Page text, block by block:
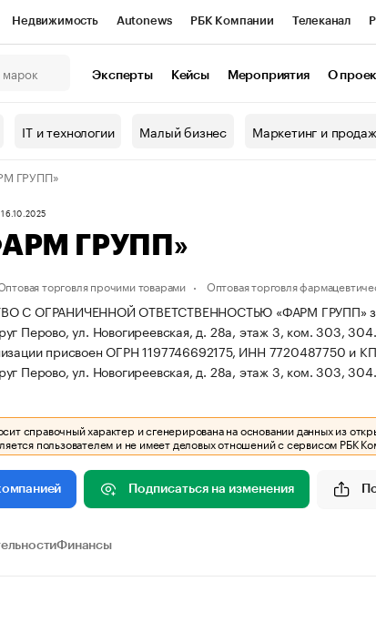
Недвижимость Autonews РБК Компании Телеканал
контрагентов
Эксперты Кейсы Мероприятия О
IT и технологии Малый бизнес Маркетинг и
ГРУПП»
ГРУПП»
торговля прочими товарами Оптовая торговля
С ОГРАНИЧЕННОЙ ОТВЕТСТВЕННОСТЬЮ «ФАРМ ГРУПП»
Перово, ул. Новогиреевская, д. 28а, этаж 3, ком. 303, 304.
присвоен ОГРН 1197746692175, ИНН 7720487750 и
Перово, ул. Новогиреевская, д. 28а, этаж 3, ком. 303, 304.
справочный характер и сгенерирована на основании данных из
пользователем и не имеет деловых отношений с сервисом РБК
Подписаться на изменения
Финансы